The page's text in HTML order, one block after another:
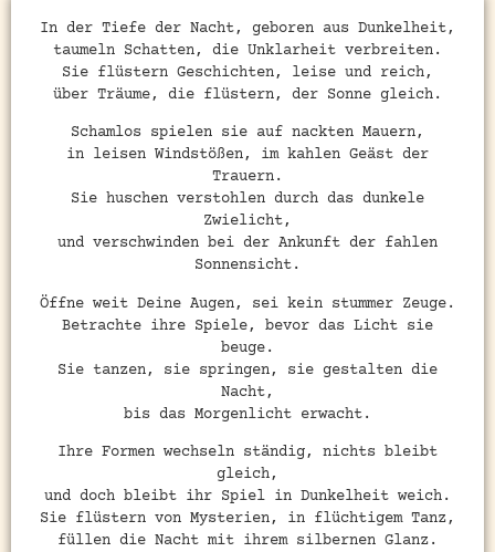
In der Tiefe der Nacht, geboren aus Dunkelheit,
taumeln Schatten, die Unklarheit verbreiten.
Sie flüstern Geschichten, leise und reich,
über Träume, die flüstern, der Sonne gleich.
Schamlos spielen sie auf nackten Mauern,
in leisen Windstößen, im kahlen Geäst der
Trauern.
Sie huschen verstohlen durch das dunkele
Zwielicht,
und verschwinden bei der Ankunft der fahlen
Sonnensicht.
Öffne weit Deine Augen, sei kein stummer Zeuge.
Betrachte ihre Spiele, bevor das Licht sie
beuge.
Sie tanzen, sie springen, sie gestalten die
Nacht,
bis das Morgenlicht erwacht.
Ihre Formen wechseln ständig, nichts bleibt
gleich,
und doch bleibt ihr Spiel in Dunkelheit weich.
Sie flüstern von Mysterien, in flüchtigem Tanz,
füllen die Nacht mit ihrem silbernen Glanz.